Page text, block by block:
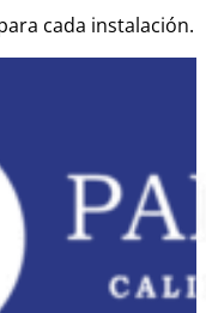
cada instalación.